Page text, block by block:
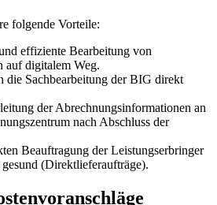
folgende Vorteile:
effiziente Bearbeitung von
auf digitalem Weg.
die Sachbearbeitung der BIG direkt
der Abrechnungsinformationen an
nach Abschluss der
Beauftragung der Leistungserbringer
(Direktlieferaufträge).